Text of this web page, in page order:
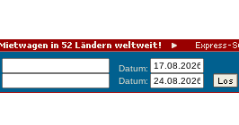
Datum:
Datum: